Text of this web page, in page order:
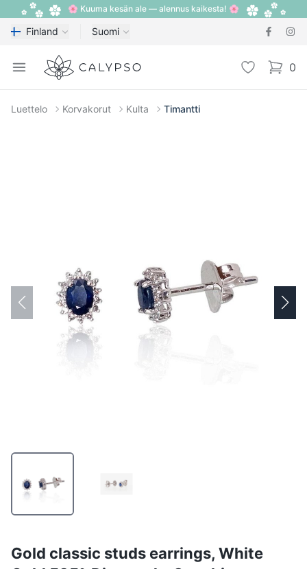
🌸 Kuuma kesän ale — alennus kaikesta! 🌸
Finland Suomi
Open menu
Calypso Toivelista 0
items
Luettelo Korvakorut Kulta Timantti
Gold classic studs earrings, White